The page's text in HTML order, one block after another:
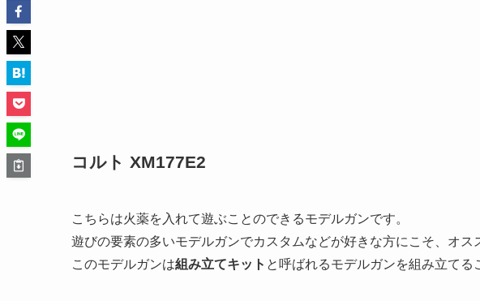
コルト XM177E2
こちらは火薬を入れて遊ぶことのできるモデルガンです。
遊びの要素の多いモデルガンでカスタムなどが好きな方にこそ、オス
このモデルガンは組み立てキット と呼ばれるモデルガンを組み立てる